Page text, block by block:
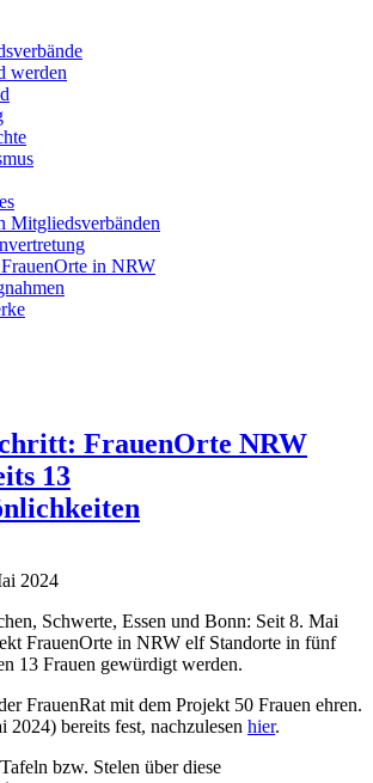
werden
Mitgliedsverbänden
in NRW
FrauenOrte NRW
13
2024
Schwerte, Essen und Bonn: Seit 8. Mai
FrauenOrte in NRW elf Standorte in fünf
13 Frauen gewürdigt werden.
FrauenRat mit dem Projekt 50 Frauen ehren.
2024) bereits fest, nachzulesen hier.
bzw. Stelen über diese